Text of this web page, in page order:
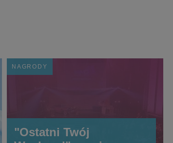
NAGRODY
"Ostatni Twój